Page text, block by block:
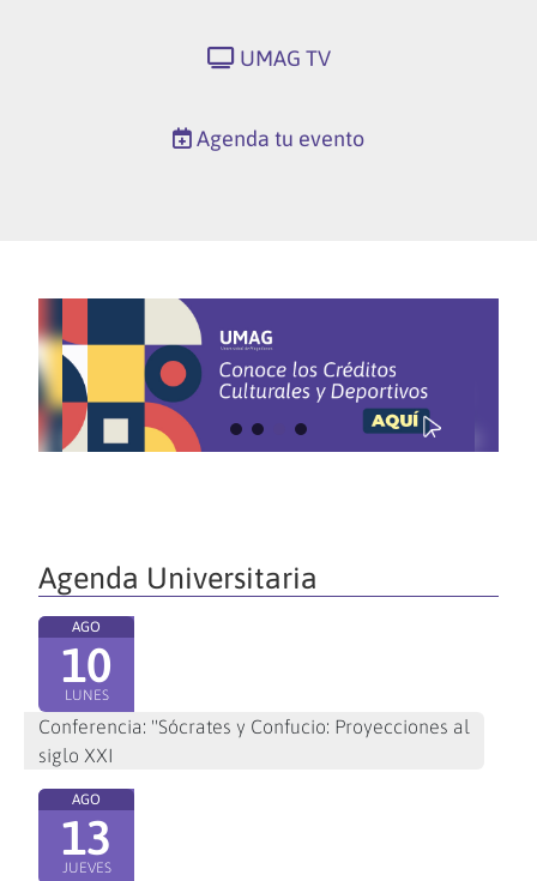
UMAG TV
Agenda tu evento
Agenda Universitaria
AGO
10
LUNES
Conferencia: "Sócrates y Confucio: Proyecciones al
siglo XXI
AGO
13
JUEVES